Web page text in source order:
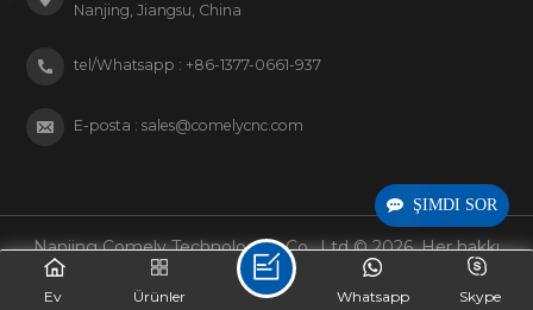
ŞIMDI SOR
Nanjing, Jiangsu, China
tel/Whatsapp : +86-1377-0661-937
E-posta :sales@comelycnc.com
Nanjing Comely Technologies Co., Ltd © 2026. Her hakkı
saklıdır.
Ev Ürünler Skype
Whatsapp